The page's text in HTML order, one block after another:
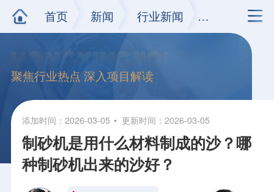
首页 新闻 行业新闻 正文
聚焦行业热点 深入项目解读
添加时间：2026-03-05 更新时间：2026-03-05
制砂机是用什么材料制成的沙？哪
种制砂机出来的沙好？